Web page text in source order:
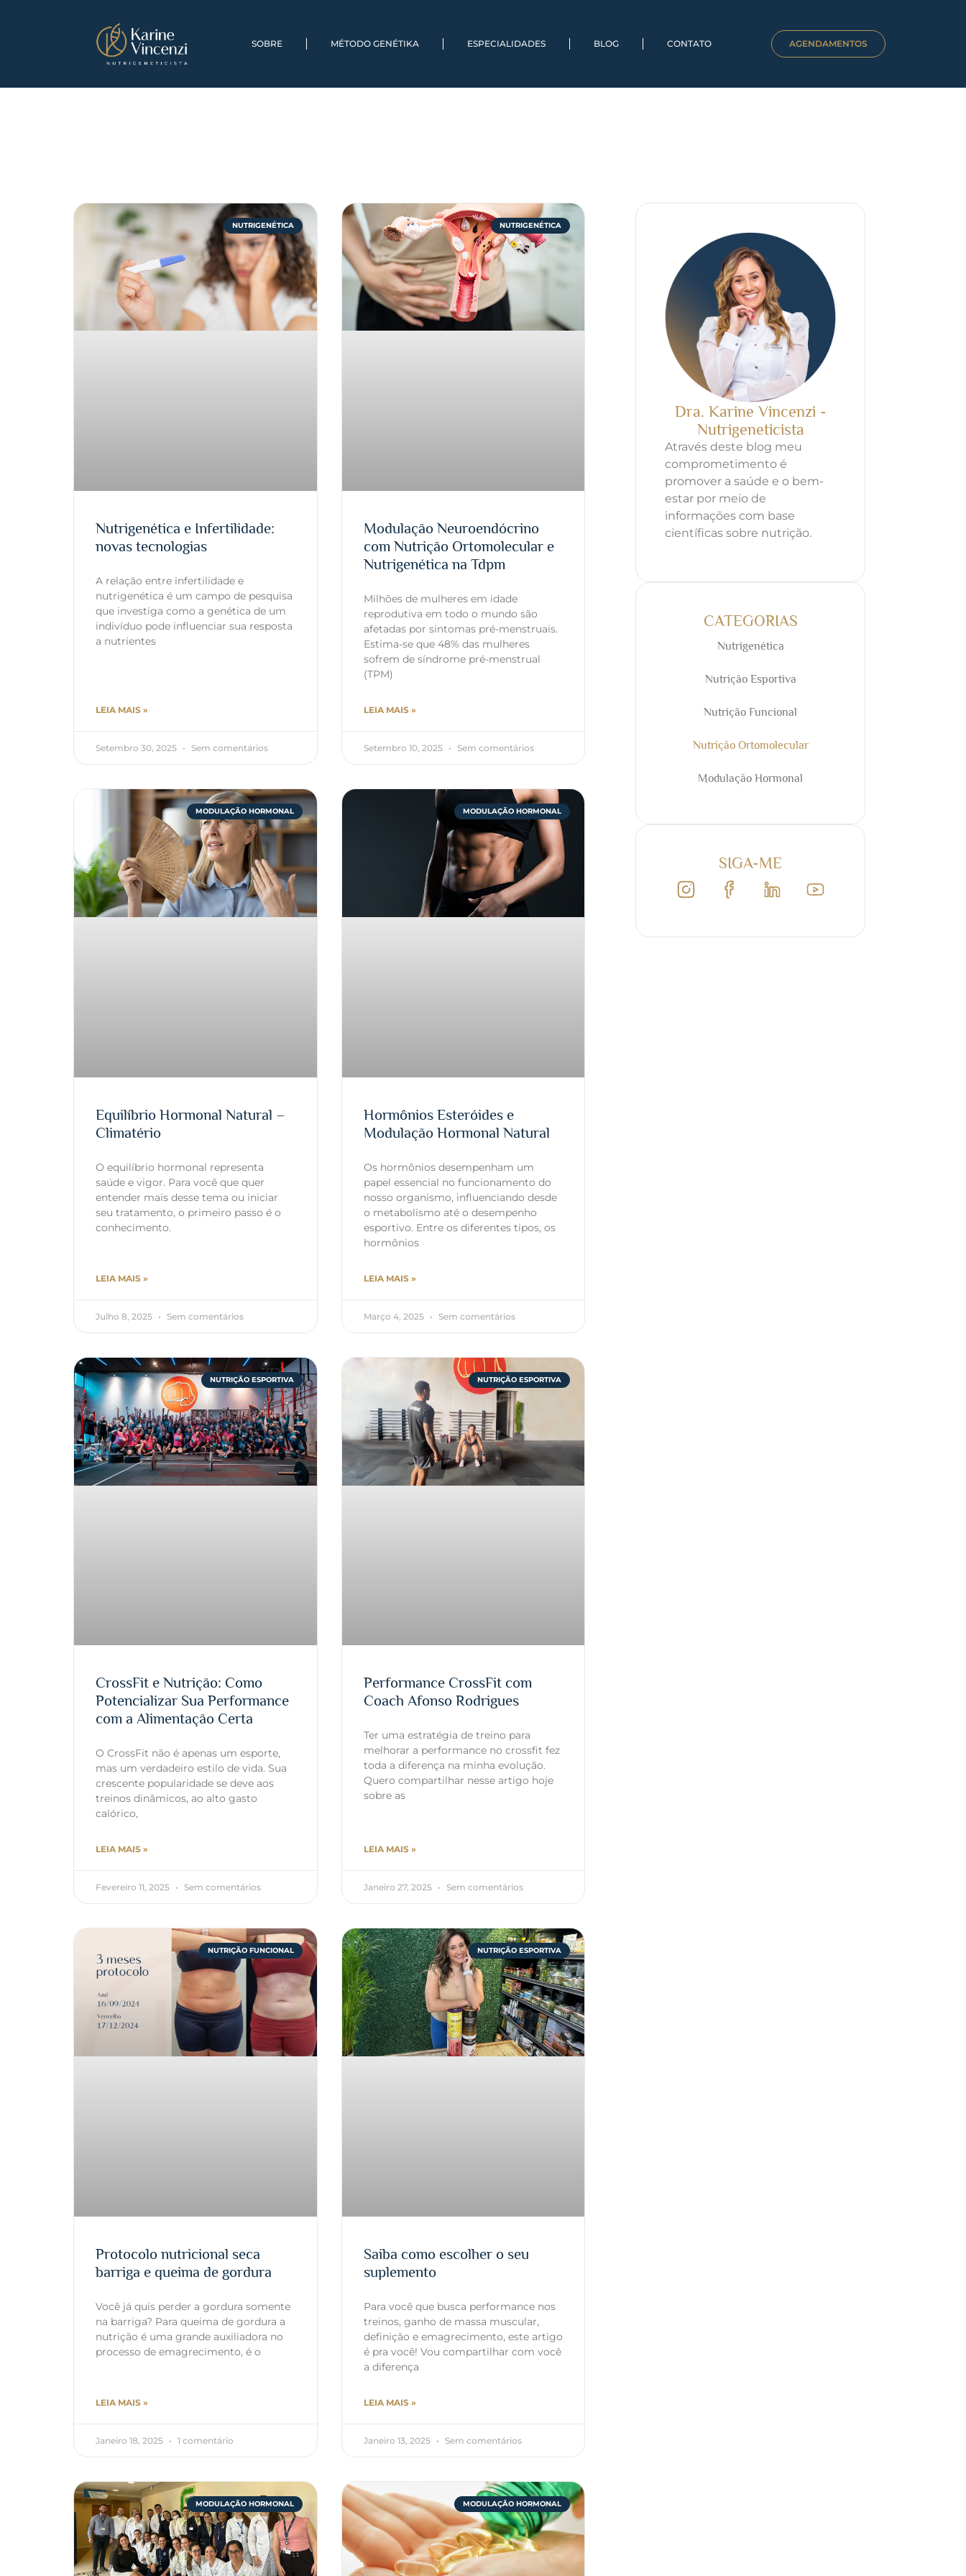
SOBRE MÉTODO GENÉTIKA ESPECIALIDADES BLOG CONTATO AGENDAMENTOS
NUTRIGENÉTICA
Nutrigenética e Infertilidade:
novas tecnologias
A relação entre infertilidade e
nutrigenética é um campo de pesquisa
que investiga como a genética de um
indivíduo pode influenciar sua resposta
a nutrientes
LEIA MAIS »
Setembro 30, 2025 Sem comentários
NUTRIGENÉTICA
Modulação Neuroendócrino
com Nutrição Ortomolecular e
Nutrigenética na Tdpm
Milhões de mulheres em idade
reprodutiva em todo o mundo são
afetadas por sintomas pré-menstruais.
Estima-se que 48% das mulheres
sofrem de síndrome pré-menstrual
(TPM)
LEIA MAIS »
Setembro 10, 2025 Sem comentários
MODULAÇÃO HORMONAL
Equilíbrio Hormonal Natural –
Climatério
O equilíbrio hormonal representa
saúde e vigor. Para você que quer
entender mais desse tema ou iniciar
seu tratamento, o primeiro passo é o
conhecimento.
LEIA MAIS »
Julho 8, 2025 Sem comentários
MODULAÇÃO HORMONAL
Hormônios Esteróides e
Modulação Hormonal Natural
Os hormônios desempenham um
papel essencial no funcionamento do
nosso organismo, influenciando desde
o metabolismo até o desempenho
esportivo. Entre os diferentes tipos, os
hormônios
LEIA MAIS »
Março 4, 2025 Sem comentários
NUTRIÇÃO ESPORTIVA
CrossFit e Nutrição: Como
Potencializar Sua Performance
com a Alimentação Certa
O CrossFit não é apenas um esporte,
mas um verdadeiro estilo de vida. Sua
crescente popularidade se deve aos
treinos dinâmicos, ao alto gasto
calórico,
LEIA MAIS »
Fevereiro 11, 2025 Sem comentários
NUTRIÇÃO ESPORTIVA
Performance CrossFit com
Coach Afonso Rodrigues
Ter uma estratégia de treino para
melhorar a performance no crossfit fez
toda a diferença na minha evolução.
Quero compartilhar nesse artigo hoje
sobre as
LEIA MAIS »
Janeiro 27, 2025 Sem comentários
NUTRIÇÃO FUNCIONAL
Protocolo nutricional seca
barriga e queima de gordura
Você já quis perder a gordura somente
na barriga? Para queima de gordura a
nutrição é uma grande auxiliadora no
processo de emagrecimento, é o
LEIA MAIS »
Janeiro 18, 2025 1 comentário
NUTRIÇÃO ESPORTIVA
Saiba como escolher o seu
suplemento
Para você que busca performance nos
treinos, ganho de massa muscular,
definição e emagrecimento, este artigo
é pra você! Vou compartilhar com você
a diferença
LEIA MAIS »
Janeiro 13, 2025 Sem comentários
MODULAÇÃO HORMONAL MODULAÇÃO HORMONAL
Dra. Karine Vincenzi -
Nutrigeneticista
Através deste blog meu
comprometimento é
promover a saúde e o bem-
estar por meio de
informações com base
científicas sobre nutrição.
CATEGORIAS
Nutrigenética
Nutrição Esportiva
Nutrição Funcional
Nutrição Ortomolecular
Modulação Hormonal
SIGA-ME